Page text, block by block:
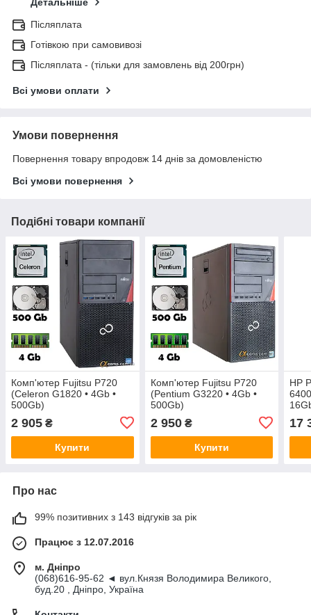
Детальніше
Післяплата
Готівкою при самовивозі
Післяплата - (тільки для замовлень від 200грн)
Всі умови оплати
Умови повернення
Повернення товару впродовж 14 днів за домовленістю
Всі умови повернення
Подібні товари компанії
Комп'ютер Fujitsu P720
(Celeron G1820 • 4Gb •
500Gb)
2 905 ₴
Купити
Комп'ютер Fujitsu P720
(Pentium G3220 • 4Gb •
500Gb)
2 950₴
Купити
HP
17
Про нас
99% позитивних з 143 відгуків за рік
Працює з 12.07.2016
м. Дніпро
(068)616-95-62 ◄ вул.Князя Володимира Великого,
буд.20 , Дніпро, Україна